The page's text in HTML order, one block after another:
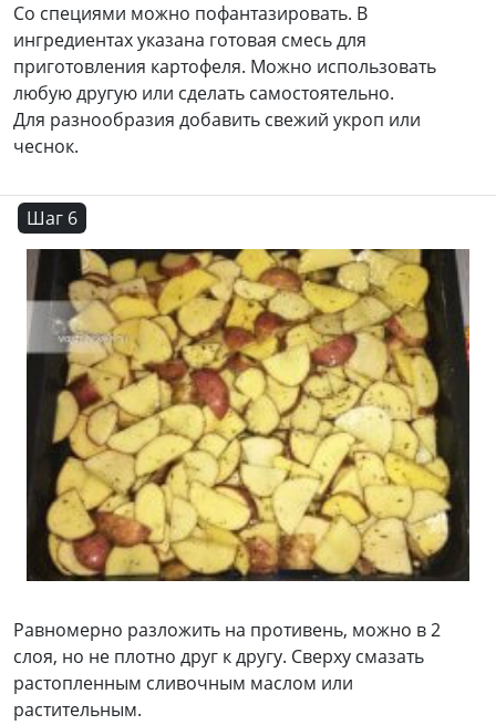
Со специями можно пофантазировать. В
ингредиентах указана готовая смесь для
приготовления картофеля. Можно использовать
любую другую или сделать самостоятельно.
Для разнообразия добавить свежий укроп или
чеснок.
Шаг 6
Равномерно разложить на противень, можно в 2
слоя, но не плотно друг к другу. Сверху смазать
растопленным сливочным маслом или
растительным.